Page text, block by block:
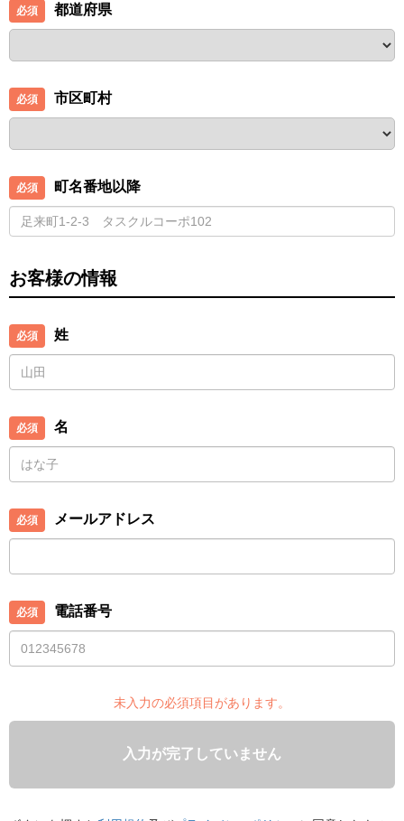
都道府県
市区町村
町名番地以降
お客様の情報
姓
名
メールアドレス
電話番号
未入力の必須項目があります。